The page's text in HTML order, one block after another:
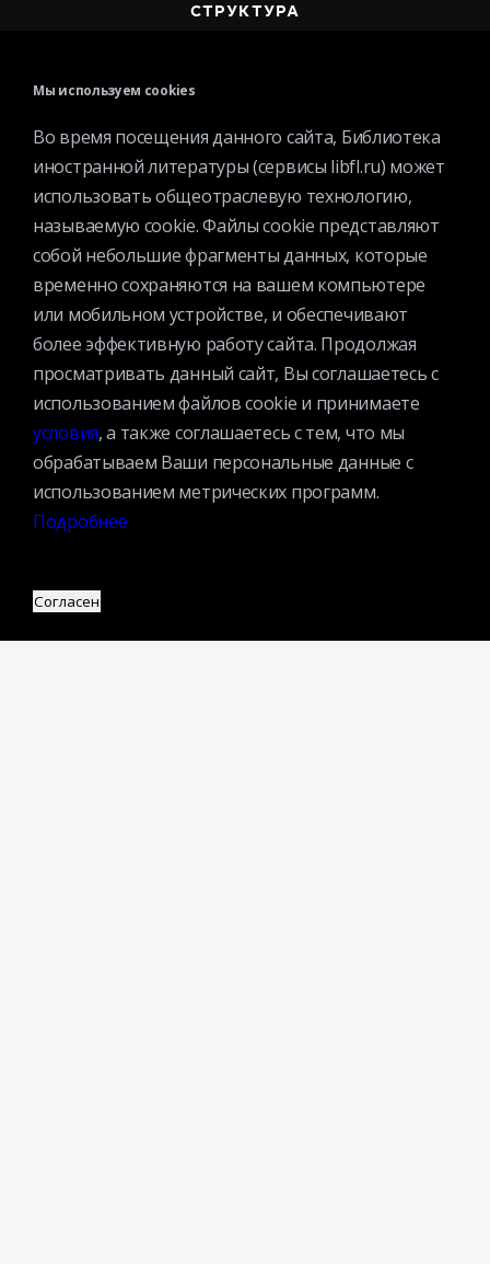
СТРУКТУРА
Контактная информация
Вакансии
Услуги
История библиотеки
Спецпроекты
Премии
Официальные документы
Противодействие коррупции
Противодействие экстремизму
Ученый совет
Мы используем cookies
Во время посещения данного сайта, Библиотека
иностранной литературы (сервисы libfl.ru) может
использовать общеотраслевую технологию,
называемую cookie. Файлы cookie представляют
собой небольшие фрагменты данных, которые
временно сохраняются на вашем компьютере
или мобильном устройстве, и обеспечивают
более эффективную работу сайта. Продолжая
просматривать данный сайт, Вы соглашаетесь с
использованием файлов cookie и принимаете
условия, а также соглашаетесь с тем, что мы
обрабатываем Ваши персональные данные с
использованием метрических программ.
Подробнее
Согласен